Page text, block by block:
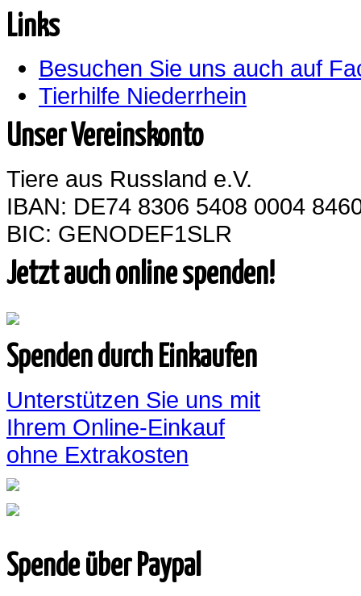
Links
Besuchen Sie uns auch auf
Tierhilfe Niederrhein
Unser Vereinskonto
Tiere aus Russland e.V.
IBAN: DE74 8306 5408 0004
BIC: GENODEF1SLR
Jetzt auch online spenden!
Spenden durch Einkaufen
Unterstützen Sie uns mit
Ihrem Online-Einkauf
ohne Extrakosten
Spende über Paypal